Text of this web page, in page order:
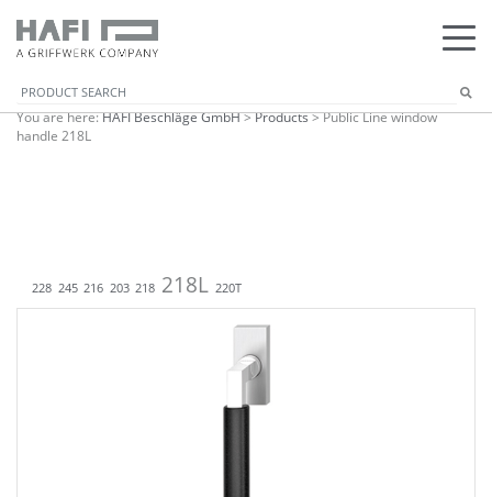
You are here:HAFI Beschläge GmbH>Products>Public Line window
handle 218L
228 245 216 203 218 218L 220T